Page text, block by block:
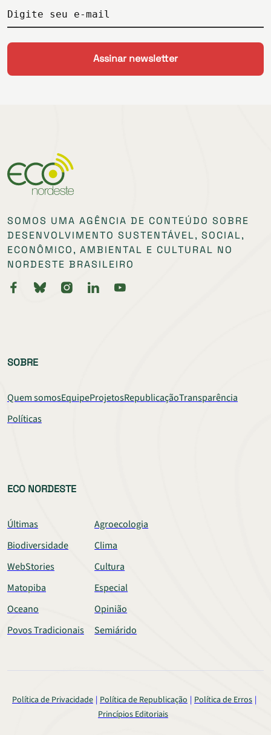
Digite seu e-mail
SOMOS UMA AGÊNCIA DE CONTEÚDO SOBRE
DESENVOLVIMENTO SUSTENTÁVEL, SOCIAL,
ECONÔMICO, AMBIENTAL E CULTURAL NO
NORDESTE BRASILEIRO
SOBRE
Quem somosEquipeProjetosRepublicaçãoTransparência
Políticas
ECO NORDESTE
Últimas
Agroecologia
Biodiversidade
Clima
WebStories
Cultura
Matopiba
Especial
Oceano
Opinião
Povos Tradicionais
Semiárido
Política de Privacidade Política de Republicação
Política de Erros
Princípios Editoriais